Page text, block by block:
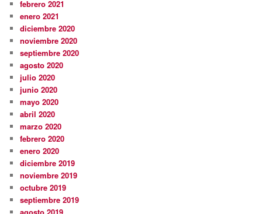
febrero 2021
enero 2021
diciembre 2020
noviembre 2020
septiembre 2020
agosto 2020
julio 2020
junio 2020
mayo 2020
abril 2020
marzo 2020
febrero 2020
enero 2020
diciembre 2019
noviembre 2019
octubre 2019
septiembre 2019
agosto 2019